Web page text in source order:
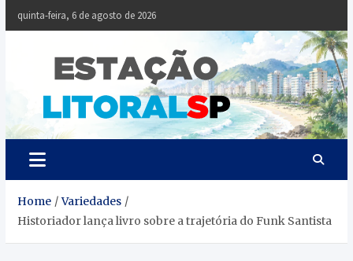
quinta-feira, 6 de agosto de 2026
Litoral
Notícias da
Baixada Santista
Home
Variedades
Historiador lança livro sobre a trajetória do Funk Santista